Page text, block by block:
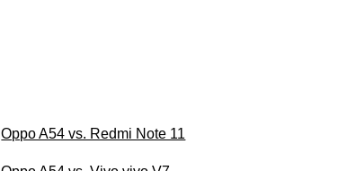
Oppo A54 vs. Redmi Note 11